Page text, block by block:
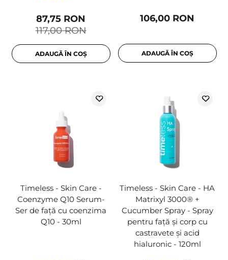
117,00 RON
87,75 RON
ADAUGĂ ÎN COȘ
106,00 RON
ADAUGĂ ÎN COȘ
Timeless - Skin Care -
Coenzyme Q10 Serum-
Ser de față cu coenzima
Q10 - 30ml
Timeless - Skin Care - HA
Matrixyl 3000® +
Cucumber Spray - Spray
pentru față și corp cu
castravete și acid
hialuronic - 120ml